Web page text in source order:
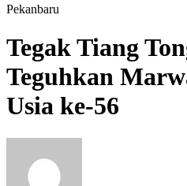
Pekanbaru
Tegak Tiang
Teguhkan
Usia ke-56